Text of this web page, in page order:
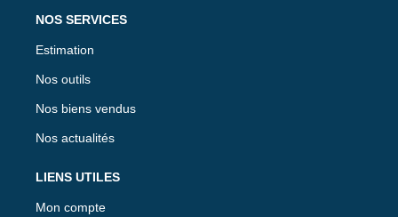
NOS SERVICES
Estimation
Nos outils
Nos biens vendus
Nos actualités
LIENS UTILES
Mon compte